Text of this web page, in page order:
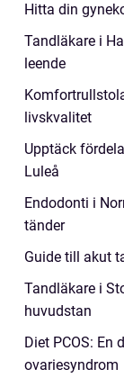
Hitta din
Tandläkare i
leende
livskvalitet
Upptäck
Luleå
Endodonti i
tänder
Guide till akut
Tandläkare i
huvudstan
Diet PCOS:
ovariesyndrom